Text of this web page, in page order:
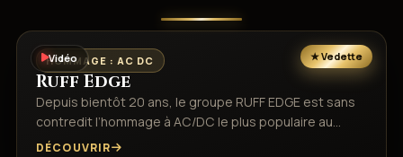
Vidéo
HOMMAGE : AC DC
Ruff Edge
Depuis bientôt 20 ans, le groupe RUFF EDGE est sans
contredit l’hommage à AC/DC le plus populaire au…
DÉCOUVRIR